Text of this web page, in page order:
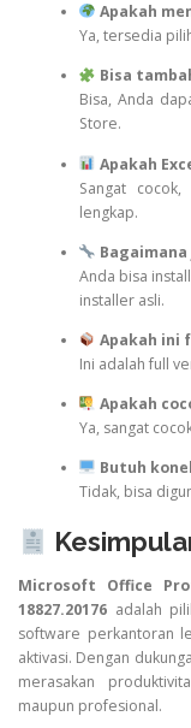
Apakah
Ya, tersedia
Bisa
Bisa, Anda
Store.
Apakah
Sangat
lengkap.
Anda bisa
installer asli.
Apakah ini
Ini adalah full
Apakah
Ya, sangat
Butuh
Tidak, bisa
Microsoft Office
18827.20176 adalah
software perkantoran
aktivasi. Dengan
merasakan
maupun profesional.